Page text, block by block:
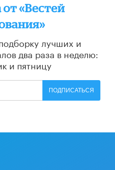
«Вестей
лучших и
два раза в неделю:
и пятницу
ПОДПИСАТЬСЯ